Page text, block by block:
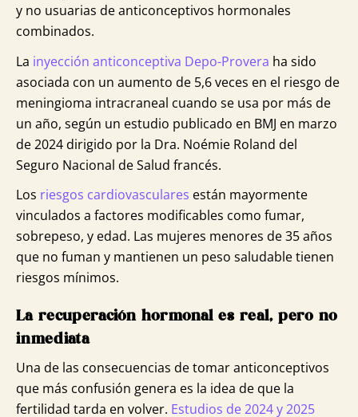
y no usuarias de anticonceptivos hormonales
combinados.
La inyección anticonceptiva Depo-Provera ha sido
asociada con un aumento de 5,6 veces en el riesgo de
meningioma intracraneal cuando se usa por más de
un año, según un estudio publicado en BMJ en marzo
de 2024 dirigido por la Dra. Noémie Roland del
Seguro Nacional de Salud francés.
Los riesgos cardiovasculares están mayormente
vinculados a factores modificables como fumar,
sobrepeso, y edad. Las mujeres menores de 35 años
que no fuman y mantienen un peso saludable tienen
riesgos mínimos.
La recuperación hormonal es real, pero no
inmediata
Una de las consecuencias de tomar anticonceptivos
que más confusión genera es la idea de que la
fertilidad tarda en volver. Estudios de 2024 y 2025